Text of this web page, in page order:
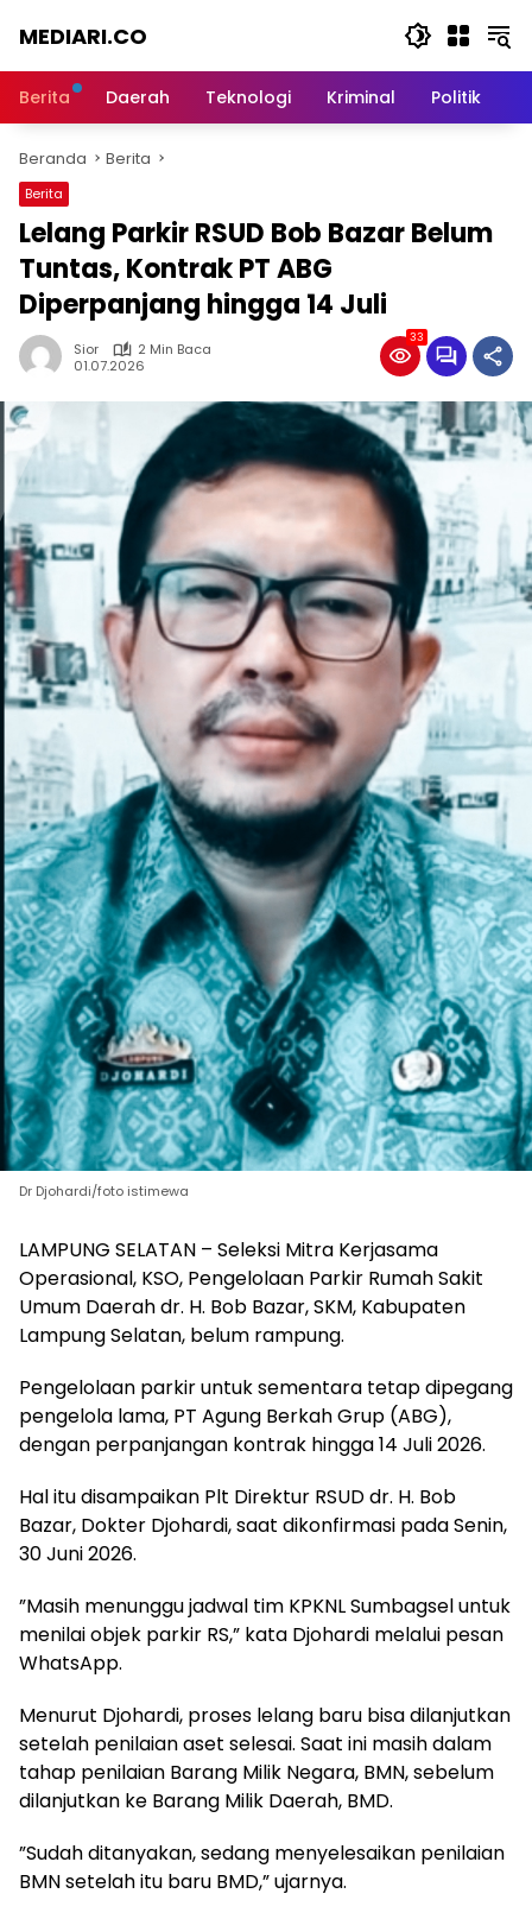
MEDIARI.CO
Berita Daerah Teknologi Kriminal Politik
Beranda Berita
Berita
‎Lelang Parkir RSUD Bob Bazar Belum
Tuntas, Kontrak PT ABG
Diperpanjang hingga 14 Juli
Sior
2 Min Baca
01.07.2026
33
Dr Djohardi/foto istimewa
LAMPUNG SELATAN – Seleksi Mitra Kerjasama
Operasional, KSO, Pengelolaan Parkir Rumah Sakit
Umum Daerah dr. H. Bob Bazar, SKM, Kabupaten
Lampung Selatan, belum rampung.
‎Pengelolaan parkir untuk sementara tetap dipegang
pengelola lama, PT Agung Berkah Grup (ABG),
dengan perpanjangan kontrak hingga 14 Juli 2026.
‎Hal itu disampaikan Plt Direktur RSUD dr. H. Bob
Bazar, Dokter Djohardi, saat dikonfirmasi pada Senin,
30 Juni 2026.
‎”Masih menunggu jadwal tim KPKNL Sumbagsel untuk
menilai objek parkir RS,” kata Djohardi melalui pesan
WhatsApp.
‎Menurut Djohardi, proses lelang baru bisa dilanjutkan
setelah penilaian aset selesai. Saat ini masih dalam
tahap penilaian Barang Milik Negara, BMN, sebelum
dilanjutkan ke Barang Milik Daerah, BMD.
‎”Sudah ditanyakan, sedang menyelesaikan penilaian
BMN setelah itu baru BMD,” ujarnya.